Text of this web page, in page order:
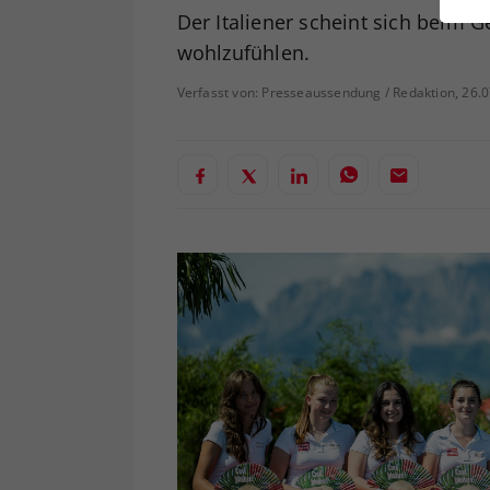
Der Italiener scheint sich beim
wohlzufühlen.
Verfasst von: Presseaussendung / Redaktion,